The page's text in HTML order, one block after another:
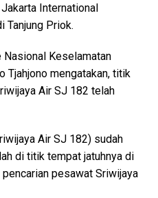
International
Tanjung Priok.
Nasional Keselamatan
Tjahjono mengatakan, titik
Air SJ 182 telah
Air SJ 182) sudah
di titik tempat jatuhnya di
pencarian pesawat Sriwijaya